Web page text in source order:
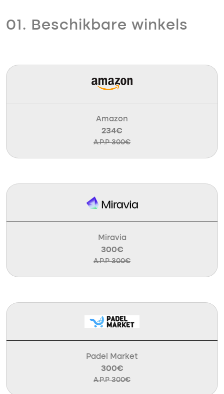
01. Beschikbare winkels
Amazon
234€
A.P.P 300€
Miravia
300€
A.P.P 300€
Padel Market
300€
A.P.P 300€